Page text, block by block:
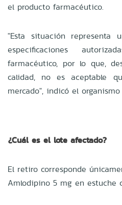
el producto farmacéutico.
"Esta situación representa
especificaciones
farmacéutico, por lo que,
calidad, no es aceptable
mercado", indicó el
¿Cuál es el lote afectado?
El retiro corresponde
Amlodipino 5 mg en estuche